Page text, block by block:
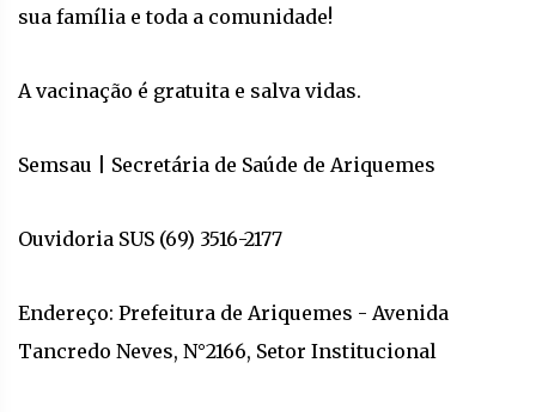
sua família e toda a comunidade!
A vacinação é gratuita e salva vidas.
Semsau | Secretária de Saúde de Ariquemes
Ouvidoria SUS (69) 3516-2177
Endereço: Prefeitura de Ariquemes - Avenida
Tancredo Neves, N°2166, Setor Institucional